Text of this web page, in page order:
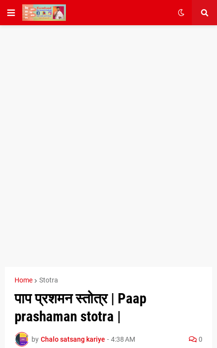
Home Stotra
पाप प्रशमन स्तोत्र | Paap
prashaman stotra |
by Chalo satsang kariye - 4:38 AM 0